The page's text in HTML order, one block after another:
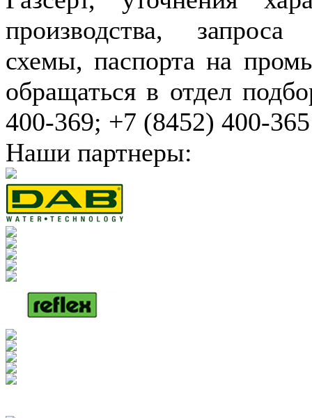
производства,
схемы, паспорта на
обращаться в отдел
400-369; +7 (8452) 400-365
Наши партнеры: